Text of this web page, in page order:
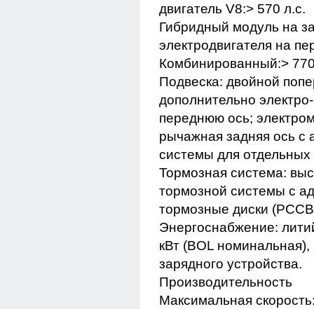
двигатель V8:> 570 л.с.
Гибридный модуль на
электродвигателя на
Комбинированный:>
Подвеска: двойной
дополнительно
переднюю ось;
рычажная задняя ось с
системы для отдельных
Тормозная система:
тормозной системы с
тормозные диски
Энергоснабжение:
кВт (BOL
зарядного устройства.
Производительность
Максимальная